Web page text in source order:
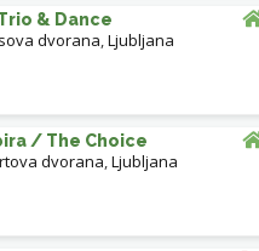
& Dance
dvorana,Ljubljana
/ The Choice
dvorana,Ljubljana